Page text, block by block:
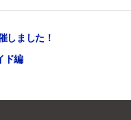
しました！
ド編